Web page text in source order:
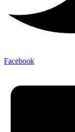
Facebook